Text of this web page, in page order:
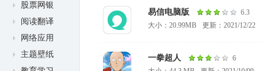
股票网银
阅读翻译
网络应用
主题壁纸
易信电脑版
6.3
大小：20.99MB
更新：2021/12/22
一拳超人
6